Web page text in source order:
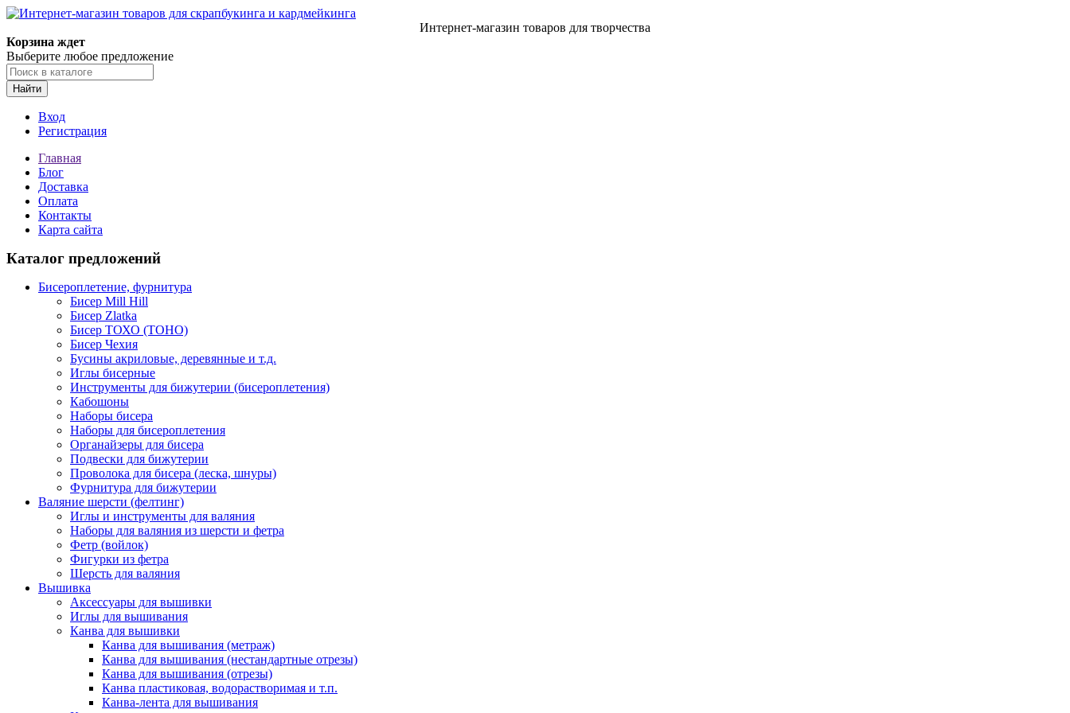
Интернет-магазин товаров для творчества
Корзина ждет
Выберите любое предложение
Найти
Вход
Регистрация
Главная
Блог
Доставка
Оплата
Контакты
Карта сайта
Каталог предложений
Бисероплетение, фурнитура
Бисер Mill Hill
Бисер Zlatka
Бисер ТОХО (TOHO)
Бисер Чехия
Бусины акриловые, деревянные и т.д.
Иглы бисерные
Инструменты для бижутерии (бисероплетения)
Кабошоны
Наборы бисера
Наборы для бисероплетения
Органайзеры для бисера
Подвески для бижутерии
Проволока для бисера (леска, шнуры)
Фурнитура для бижутерии
Валяние шерсти (фелтинг)
Иглы и инструменты для валяния
Наборы для валяния из шерсти и фетра
Фетр (войлок)
Фигурки из фетра
Шерсть для валяния
Вышивка
Аксессуары для вышивки
Иглы для вышивания
Канва для вышивки
Канва для вышивания (метраж)
Канва для вышивания (нестандартные отрезы)
Канва для вышивания (отрезы)
Канва пластиковая, водорастворимая и т.п.
Канва-лента для вышивания